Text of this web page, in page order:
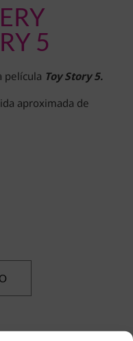
5
película Toy Story 5.
aproximada de